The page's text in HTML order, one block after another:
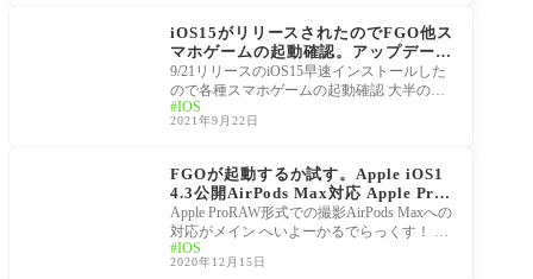
iOS15がリリースされたのでFGO他ス
マホゲームの起動確認。アップデート
しても問題ない？
9/21リリースのiOS15早速インストールした
ので各種スマホゲームの起動確認 大半のア
プリがお知らせにてiOSアップデート時の注
意が出
IOS
2021年9月22日
FGOが起動するか試す。Apple iOS1
4.3公開AirPods Max対応 Apple Pro
RAW撮影
Apple ProRAW形式での撮影AirPods Maxへの
対応がメイン へいよーかるでらっくす！ 朝
起きたらiOSのアプデが来ていたので早速人
柱に。 使用
IOS
2020年12月15日